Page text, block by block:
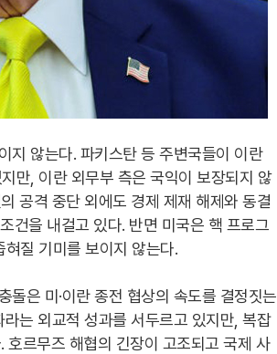
지 않는다. 파키스탄 등 주변국들이 이란
만, 이란 외무부 측은 국익이 보장되지 않
공격 중단 외에도 경제 제재 해제와 동결
건을 내걸고 있다. 반면 미국은 핵 프로그
질 기미를 보이지 않는다.
은 미·이란 종전 협상의 속도를 결정짓는
는 외교적 성과를 서두르고 있지만, 복잡
호르무즈 해협의 긴장이 고조되고 국제 사